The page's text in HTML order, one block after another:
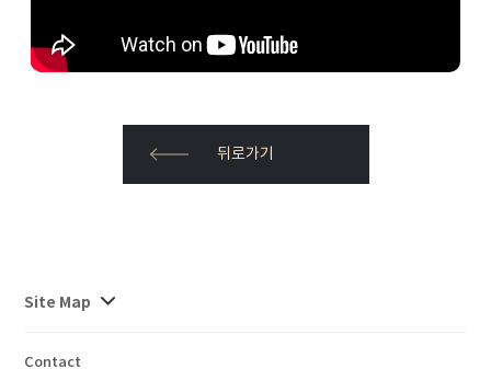
뒤로가기
Site Map 사이트맵
Contact